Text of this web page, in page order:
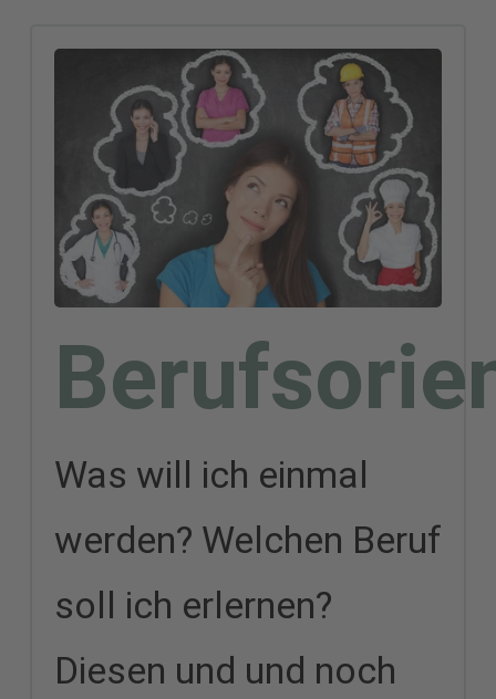
Was will ich einmal
werden? Welchen Beruf
soll ich erlernen?
Diesen und und noch